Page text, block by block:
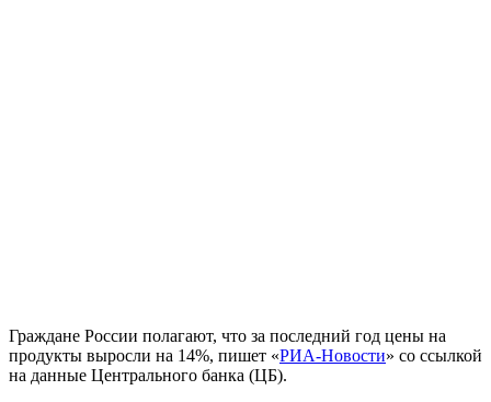
Граждане России полагают, что за последний год цены на
продукты выросли на 14%, пишет «РИА-Новости» со ссылкой
на данные Центрального банка (ЦБ).